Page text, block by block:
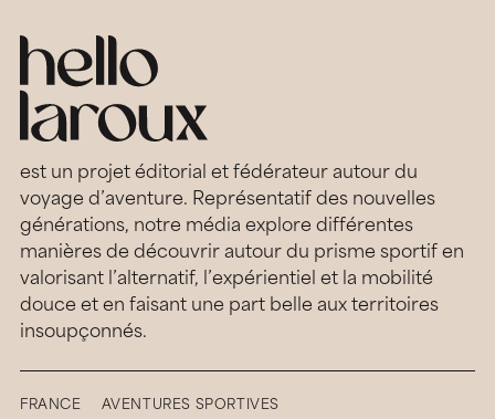
est un projet éditorial et fédérateur autour du
voyage d’aventure. Représentatif des nouvelles
générations, notre média explore différentes
manières de découvrir autour du prisme sportif en
valorisant l’alternatif, l’expérientiel et la mobilité
douce et en faisant une part belle aux territoires
insoupçonnés.
FRANCE AVENTURES SPORTIVES